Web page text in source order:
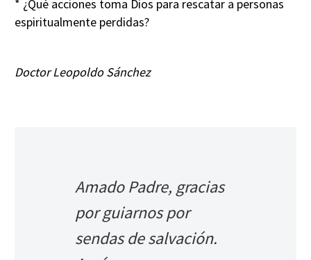
* ¿Qué acciones toma Dios para rescatar a personas
espiritualmente perdidas?
Doctor Leopoldo Sánchez
Amado Padre, gracias
por guiarnos por
sendas de salvación.